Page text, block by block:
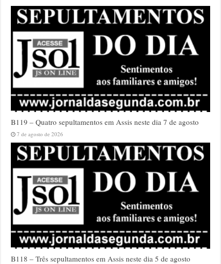
B119 – Quatro sepultamentos em Assis neste dia 7 de agosto
7 de agosto de 2026
B118 – Três sepultamentos em Assis neste dia 5 de agosto